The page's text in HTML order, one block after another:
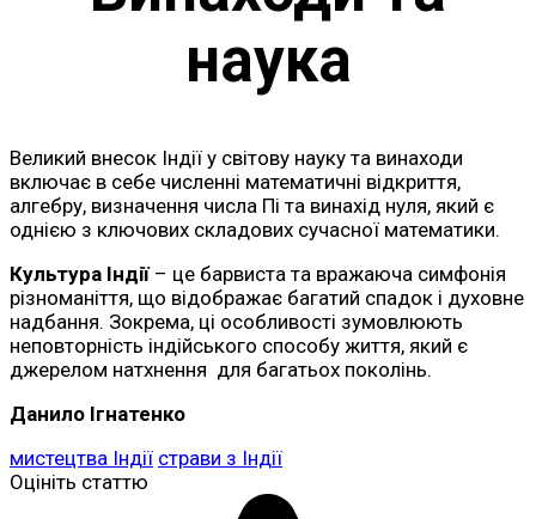
наука
Великий внесок Індії у світову науку та винаходи
включає в себе численні математичні відкриття,
алгебру, визначення числа Пі та винахід нуля, який є
однією з ключових складових сучасної математики.
Культура Індії– це барвиста та вражаюча симфонія
різноманіття, що відображає багатий спадок і духовне
надбання. Зокрема, ці особливості зумовлюють
неповторність індійського способу життя, який є
джерелом натхнення для багатьох поколінь.
Данило Ігнатенко
мистецтва Індії страви з Індії
Оцініть статтю